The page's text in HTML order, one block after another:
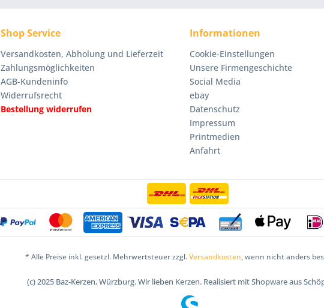
Shop Service
Versandkosten, Abholung und Lieferzeit
Zahlungsmöglichkeiten
AGB-Kundeninfo
Widerrufsrecht
Bestellung widerrufen
Informationen
Cookie-Einstellungen
Unsere Firmengeschichte
Social Media
ebay
Datenschutz
Impressum
Printmedien
Anfahrt
* Alle Preise inkl. gesetzl. Mehrwertsteuer zzgl.Versandkosten, wenn nicht anders
(c) 2025 Baz-Kerzen, Würzburg. Wir lieben Kerzen. Realisiert mit Shopware aus